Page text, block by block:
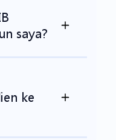
saya?
ke